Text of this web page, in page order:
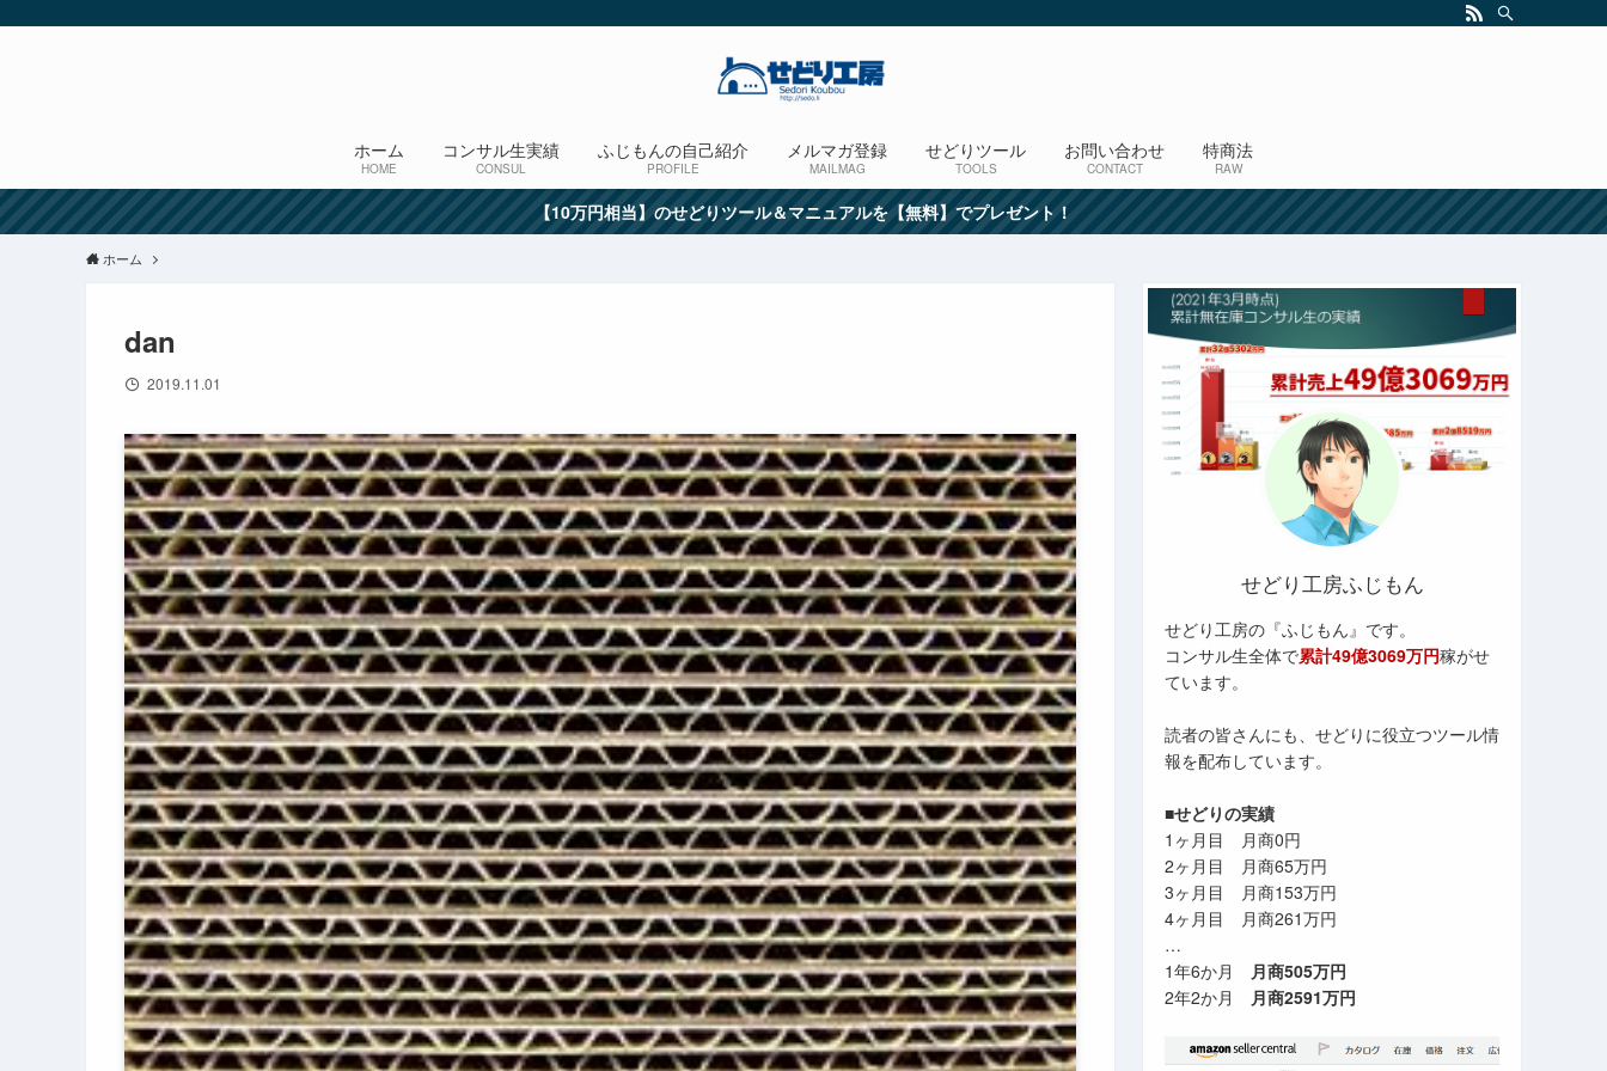
ホーム
HOME
コンサル生実績
CONSUL
ふじもんの自己紹介
PROFILE
メルマガ登録
MAILMAG
せどりツール
TOOLS
お問い合わせ
CONTACT
特商法
RAW
【10万円相当】のせどりツール＆マニュアルを【無料】でプレゼント！
ホーム
dan
2019.11.01
せどり工房ふじもん
せどり工房の『ふじもん』です。
コンサル生全体で累計49億3069万円稼がせ
ています。
読者の皆さんにも、せどりに役立つツール情
報を配布しています。
■せどりの実績
1ヶ月目 月商0円
2ヶ月目 月商65万円
3ヶ月目 月商153万円
4ヶ月目 月商261万円
…
1年6か月 月商505万円
2年2か月 月商2591万円